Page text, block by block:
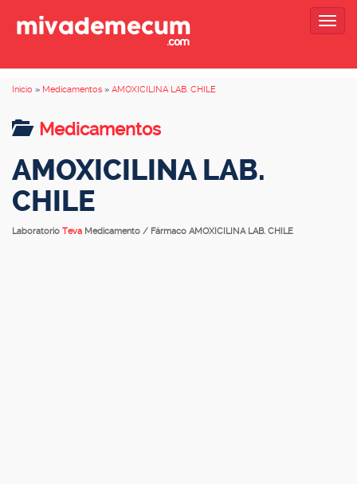
Inicio » Medicamentos » AMOXICILINA LAB. CHILE
Medicamentos
AMOXICILINA LAB.
CHILE
Laboratorio Teva Medicamento / Fármaco AMOXICILINA LAB. CHILE